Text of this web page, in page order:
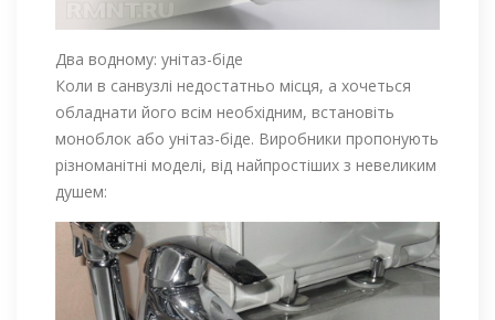
Два водному: унітаз-біде
Коли в санвузлі недостатньо місця, а хочеться
обладнати його всім необхідним, встановіть
моноблок або унітаз-біде. Виробники пропонують
різноманітні моделі, від найпростіших з невеликим
душем: